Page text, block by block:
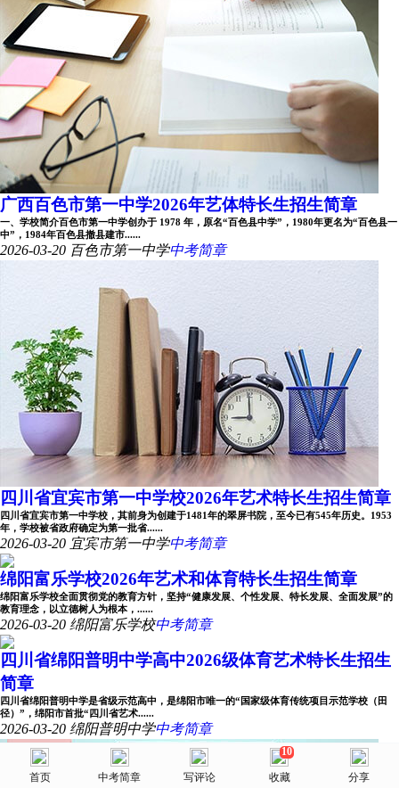
首页
美术网
选择省份 院校库 消息 我的
广西百色市第一中学2026年艺体特长生招生简章
一、学校简介百色市第一中学创办于 1978 年，原名“百色县中学”，1980年更名为“百色县一
中”，1984年百色县撤县建市......
2026-03-20 百色市第一中学中考简章
四川省宜宾市第一中学校2026年艺术特长生招生简章
四川省宜宾市第一中学校，其前身为创建于1481年的翠屏书院，至今已有545年历史。1953
年，学校被省政府确定为第一批省......
2026-03-20 宜宾市第一中学中考简章
绵阳富乐学校2026年艺术和体育特长生招生简章
绵阳富乐学校全面贯彻党的教育方针，坚持“健康发展、个性发展、特长发展、全面发展”的
教育理念，以立德树人为根本，......
2026-03-20 绵阳富乐学校中考简章
四川省绵阳普明中学高中2026级体育艺术特长生招生
简章
四川省绵阳普明中学是省级示范高中，是绵阳市唯一的“国家级体育传统项目示范学校（田
径）”，绵阳市首批“四川省艺术......
2026-03-20 绵阳普明中学中考简章
首页 中考简章 写评论
10
收藏 分享